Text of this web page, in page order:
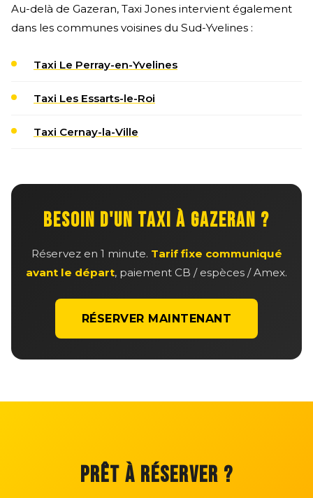
Au-delà de Gazeran, Taxi Jones intervient également
dans les communes voisines du Sud-Yvelines :
Taxi Le Perray-en-Yvelines
Taxi Les Essarts-le-Roi
Taxi Cernay-la-Ville
BESOIN D'UN TAXI À GAZERAN ?
Réservez en 1 minute. Tarif fixe communiqué
avant le départ, paiement CB / espèces / Amex.
RÉSERVER MAINTENANT
PRÊT À RÉSERVER ?